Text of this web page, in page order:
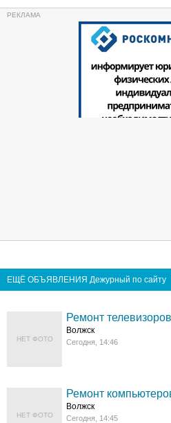
ЕЩЁ ОБЪЯВЛЕНИЯ Дежурный по сайту
НЕТ ФОТО
Ремонт
Волжск
Сегодня, 14:46
НЕТ ФОТО
Ремонт
Волжск
Сегодня, 14:45